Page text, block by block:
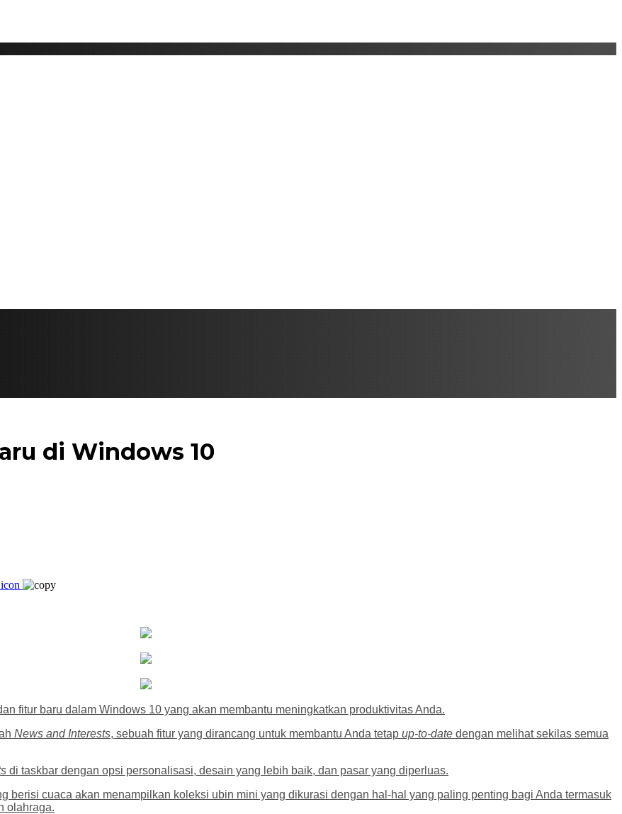
di Windows 10
fitur baru dalam Windows 10 yang akan membantu meningkatkan produktivitas Anda.
News and Interests, sebuah fitur yang dirancang untuk membantu Anda tetap up-to-date dengan melihat sekilas semua
di taskbar dengan opsi personalisasi, desain yang lebih baik, dan pasar yang diperluas.
berisi cuaca akan menampilkan koleksi ubin mini yang dikurasi dengan hal-hal yang paling penting bagi Anda termasuk
olahraga.